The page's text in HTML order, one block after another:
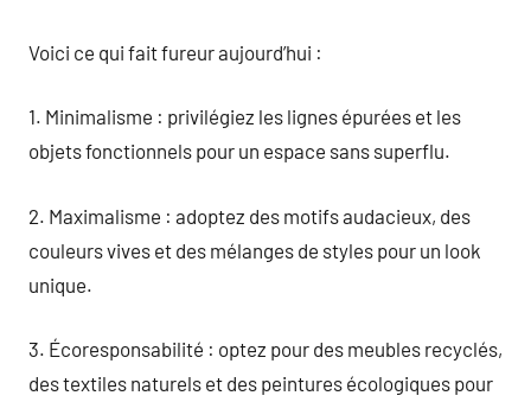
Voici ce qui fait fureur aujourd’hui :
1. Minimalisme : privilégiez les lignes épurées et les
objets fonctionnels pour un espace sans superflu.
2. Maximalisme : adoptez des motifs audacieux, des
couleurs vives et des mélanges de styles pour un look
unique.
3. Écoresponsabilité : optez pour des meubles recyclés,
des textiles naturels et des peintures écologiques pour